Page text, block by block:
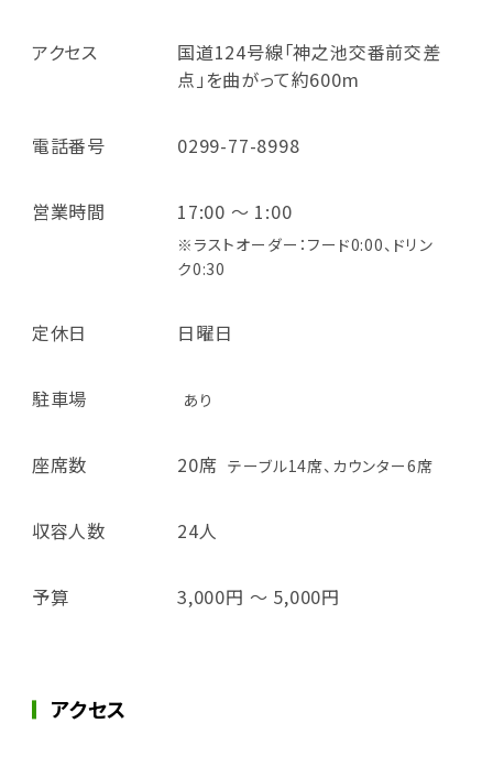
アクセス
国道124号線「神之池交番前交差
点」を曲がって約600m
電話番号 0299-77-8998
営業時間 17:00 ～ 1:00
※ラストオーダー：フード0:00、ドリン
ク0:30
定休日 日曜日
駐車場 あり
座席数 20席 テーブル14席、カウンター6席
収容人数 24人
予算 3,000円 ～ 5,000円
アクセス